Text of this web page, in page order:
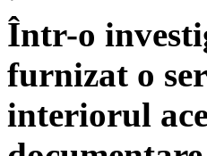
Într-o
furnizat o
interiorul